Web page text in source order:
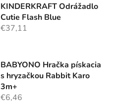
KINDERKRAFT Odrážadlo
Cutie Flash Blue
€37,11
BABYONO Hračka pískacia
s hryzačkou Rabbit Karo
3m+
€6,46